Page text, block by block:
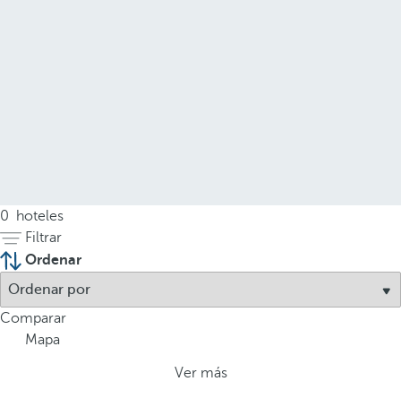
0
hoteles
Filtrar
Ordenar
Comparar
Mapa
Ver más